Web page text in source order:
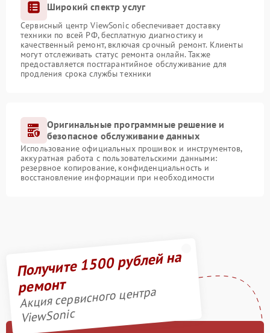
Широкий спектр услуг
Сервисный центр ViewSonic обеспечивает доставку
техники по всей РФ, бесплатную диагностику и
качественный ремонт, включая срочный ремонт. Клиенты
могут отслеживать статус ремонта онлайн. Также
предоставляется постгарантийное обслуживание для
продления срока службы техники
Оригинальные программные решение и
безопасное обслуживание данных
Использование официальных прошивок и инструментов,
аккуратная работа с пользовательскими данными:
резервное копирование, конфиденциальность и
восстановление информации при необходимости
Получите 1500 рублей на
ремонт
Акция сервисного центра
ViewSonic